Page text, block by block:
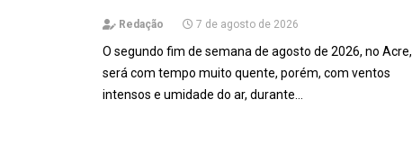
Redação 7 de agosto de 2026
O segundo fim de semana de agosto de 2026, no Acre,
será com tempo muito quente, porém, com ventos
intensos e umidade do ar, durante…